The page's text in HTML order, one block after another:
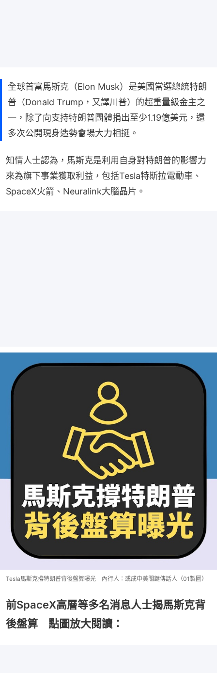
全球首富馬斯克（Elon Musk）是美國當選總統特朗
普（Donald Trump，又譯川普）的超重量級金主之
一，除了向支持特朗普團體捐出至少1.19億美元，還
多次公開現身造勢會場大力相挺。
知情人士認為，馬斯克是利用自身對特朗普的影響力
來為旗下事業獲取利益，包括Tesla特斯拉電動車、
SpaceX火箭、Neuralink大腦晶片。
Tesla馬斯克撐特朗普背後盤算曝光 內行人：或成中美關鍵傳話人（01製圖）
前SpaceX高層等多名消息人士揭馬斯克背
後盤算 點圖放大閱讀：